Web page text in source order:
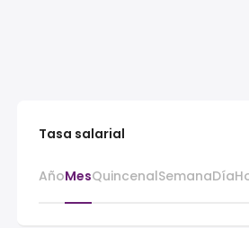
Tasa salarial
AñoMesQuincenalSemanaDía